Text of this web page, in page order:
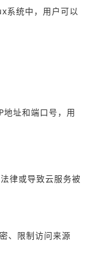
系统中，用户可以
址和端口号，用
律或导致云服务被
、限制访问来源